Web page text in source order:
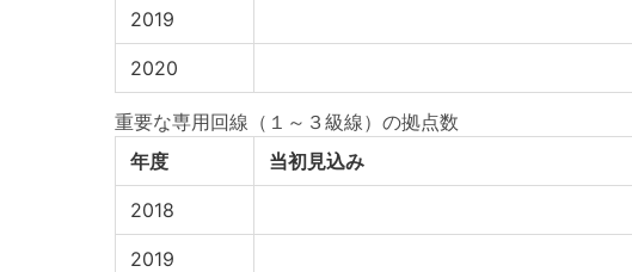
2019
2020
重要な専用回線（１～３級線）の拠点数
年度
当初見込み
2018
2019